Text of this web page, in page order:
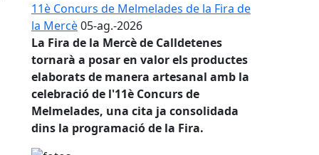
11è Concurs de Melmelades de la Fira de
la Mercè05-ag.-2026
La Fira de la Mercè de Calldetenes
tornarà a posar en valor els productes
elaborats de manera artesanal amb la
celebració de l'11è Concurs de
Melmelades, una cita ja consolidada
dins la programació de la Fira.